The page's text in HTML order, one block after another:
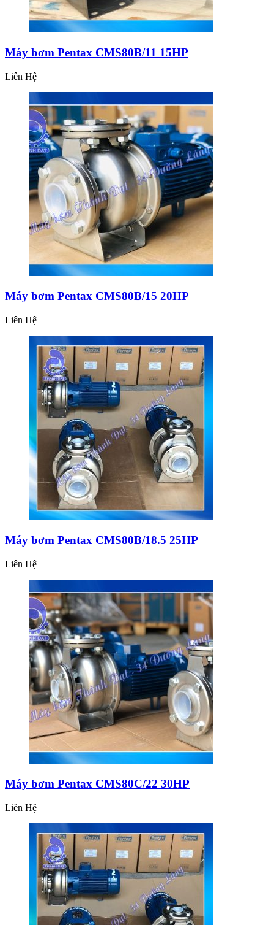
Máy bơm Pentax CMS80B/11 15HP
Liên Hệ
Máy bơm Pentax CMS80B/15 20HP
Liên Hệ
Máy bơm Pentax CMS80B/18.5 25HP
Liên Hệ
Máy bơm Pentax CMS80C/22 30HP
Liên Hệ